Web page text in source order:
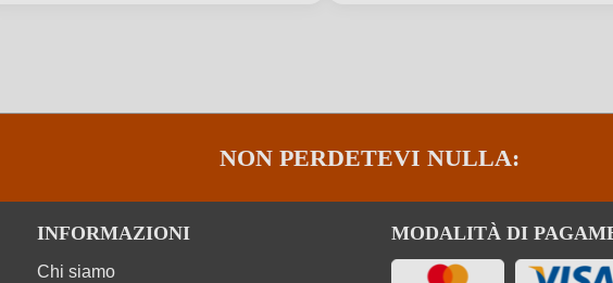
NON PERDETEVI NULLA:
INFORMAZIONI
Chi siamo
MODALITÀ DI